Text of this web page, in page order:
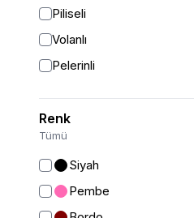
Ferace
Kap & Pardesü
Trençkot
Hırka
Piliseli
Volanlı
Pelerinli
Renk
Tümü
Siyah
Pembe